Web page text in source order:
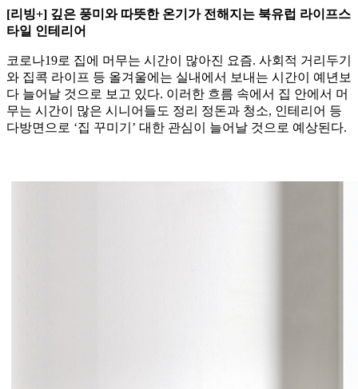
[리빙+] 깊은 풍미와 따뜻한 온기가 전해지는 북유럽 라이프스
타일 인테리어
코로나19로 집에 머무는 시간이 많아진 요즘. 사회적 거리두기
와 집콕 라이프 등 올겨울에는 실내에서 보내는 시간이 예년보
다 늘어날 것으로 보고 있다. 이러한 흐름 속에서 집 안에서 머
무는 시간이 많은 시니어들도 정리 정돈과 청소, 인테리어 등
다방면으로 ‘집 꾸미기’ 대한 관심이 늘어날 것으로 예상된다.